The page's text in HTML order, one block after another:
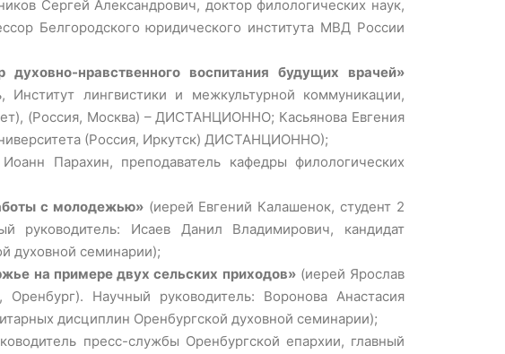
Сергей Александрович, доктор филологических наук,
Белгородского юридического института МВД России
нравственного воспитания будущих врачей»
Институт лингвистики и межкультурной коммуникации,
(Россия, Москва) – ДИСТАНЦИОННО; Касьянова Евгения
(Россия, Иркутск) ДИСТАНЦИОННО);
Парахин, преподаватель кафедры филологических
с молодежью»(иерей Евгений Калашенок, студент 2
руководитель: Исаев Данил Владимирович, кандидат
духовной семинарии);
на примере двух сельских приходов»(иерей Ярослав
Научный руководитель: Воронова Анастасия
дисциплин Оренбургской духовной семинарии);
пресс-службы Оренбургской епархии, главный